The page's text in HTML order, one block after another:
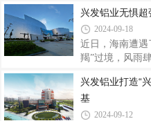
牌，积极开拓
保持业绩平稳增
好的社会形
500强及行业百
榜单荣列第146
列第63位，再
解，广东企业
企业联合会的
协会的大力支持
年企业营业收入
兴发铝业无惧超
2024-09-18
近日，海南遭遇
羯”过境，风雨
根拔起，多台
损失近600亿元
成为建国以来登
兴发铝业打造“
基
2024-09-12